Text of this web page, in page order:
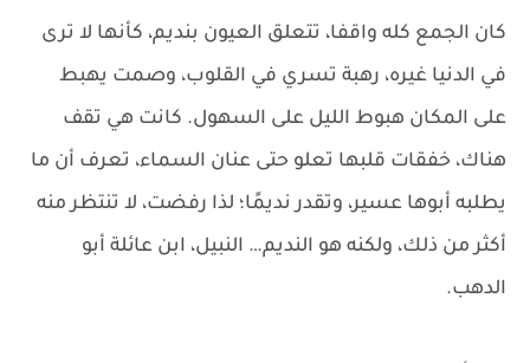
كان الجمع كله واقفا، تتعلق العيون بنديم، كأنها لا ترى
في الدنيا غيره، رهبة تسري في القلوب، وصمت يهبط
على المكان هبوط الليل على السهول. كانت هي تقف
هناك، خفقات قلبها تعلو حتى عنان السماء، تعرف أن ما
يطلبه أبوها عسير، وتقدر نديمًا؛ لذا رفضت، لا تنتظر منه
أكثر من ذلك، ولكنه هو النديم… النبيل، ابن عائلة أبو
الدهب.